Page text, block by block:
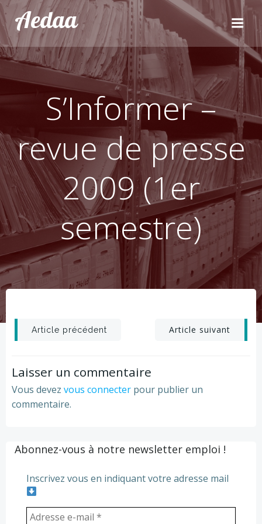
Aller
au
contenu
Aedaa
S’Informer –
revue de presse
2009 (1er
semestre)
Post
navigation
Article précédent
Post
navigation
Article suivant
Laisser un commentaire
Vous devez vous connecter pour publier un
commentaire.
Abonnez-vous à notre newsletter emploi !
Inscrivez vous en indiquant votre adresse mail